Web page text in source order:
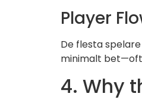
Player
De flesta
minimalt
4. Why